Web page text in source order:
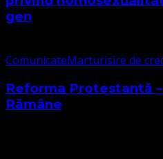
gen
ComunicateMarturisire de
Reforma Protestantă
Rămâne